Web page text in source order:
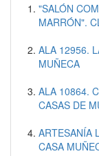
"SALÓN
MARRÓN".
ALA 12956.
MUÑECA
ALA 10864.
CASAS DE
ARTESANÍA
CASA